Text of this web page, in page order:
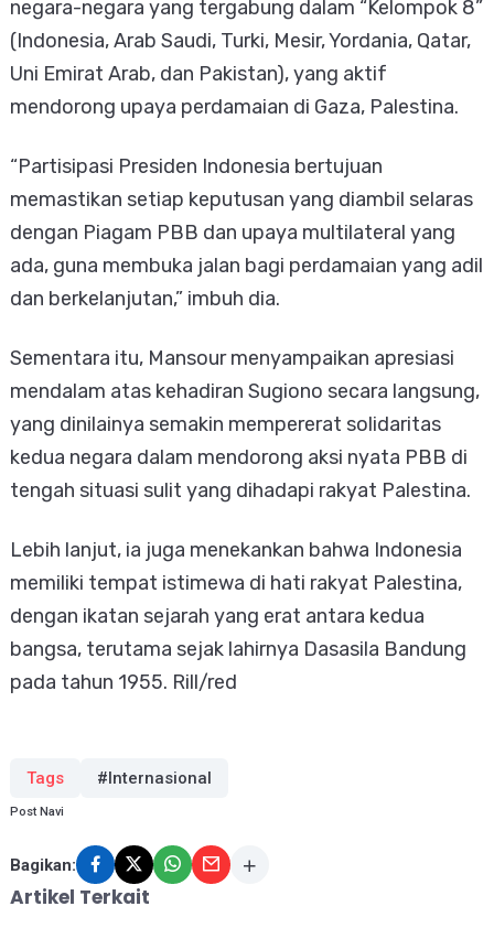
negara-negara yang tergabung dalam “Kelompok 8”
(Indonesia, Arab Saudi, Turki, Mesir, Yordania, Qatar,
Uni Emirat Arab, dan Pakistan), yang aktif
mendorong upaya perdamaian di Gaza, Palestina.
“Partisipasi Presiden Indonesia bertujuan
memastikan setiap keputusan yang diambil selaras
dengan Piagam PBB dan upaya multilateral yang
ada, guna membuka jalan bagi perdamaian yang adil
dan berkelanjutan,” imbuh dia.
Sementara itu, Mansour menyampaikan apresiasi
mendalam atas kehadiran Sugiono secara langsung,
yang dinilainya semakin mempererat solidaritas
kedua negara dalam mendorong aksi nyata PBB di
tengah situasi sulit yang dihadapi rakyat Palestina.
Lebih lanjut, ia juga menekankan bahwa Indonesia
memiliki tempat istimewa di hati rakyat Palestina,
dengan ikatan sejarah yang erat antara kedua
bangsa, terutama sejak lahirnya Dasasila Bandung
pada tahun 1955. Rill/red
Tags #Internasional
Post Navi
Bagikan:
Artikel Terkait